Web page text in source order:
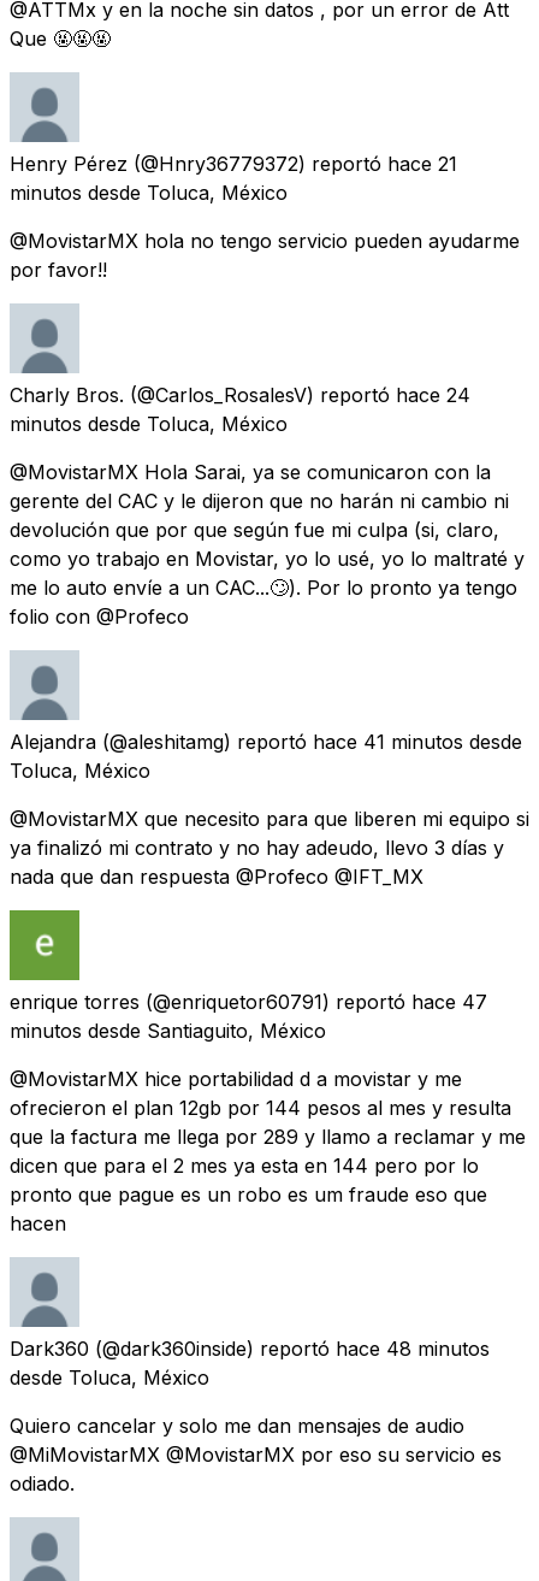
@ATTMx y en la noche sin datos , por un error de Att
Que 🤬🤬🤬
Henry Pérez (@Hnry36779372) reportó hace 21
minutos desde Toluca, México
@MovistarMX hola no tengo servicio pueden ayudarme
por favor!!
Charly Bros. (@Carlos_RosalesV) reportó hace 24
minutos desde Toluca, México
@MovistarMX Hola Sarai, ya se comunicaron con la
gerente del CAC y le dijeron que no harán ni cambio ni
devolución que por que según fue mi culpa (si, claro,
como yo trabajo en Movistar, yo lo usé, yo lo maltraté y
me lo auto envíe a un CAC...🙄). Por lo pronto ya tengo
folio con @Profeco
Alejandra (@aleshitamg) reportó hace 41 minutos desde
Toluca, México
@MovistarMX que necesito para que liberen mi equipo si
ya finalizó mi contrato y no hay adeudo, llevo 3 días y
nada que dan respuesta @Profeco @IFT_MX
enrique torres (@enriquetor60791) reportó hace 47
minutos desde Santiaguito, México
@MovistarMX hice portabilidad d a movistar y me
ofrecieron el plan 12gb por 144 pesos al mes y resulta
que la factura me llega por 289 y llamo a reclamar y me
dicen que para el 2 mes ya esta en 144 pero por lo
pronto que pague es un robo es um fraude eso que
hacen
Dark360 (@dark360inside) reportó hace 48 minutos
desde Toluca, México
Quiero cancelar y solo me dan mensajes de audio
@MiMovistarMX @MovistarMX por eso su servicio es
odiado.